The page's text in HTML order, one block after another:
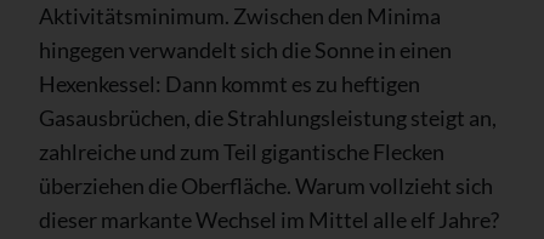
Aktivitätsminimum. Zwischen den Minima
hingegen verwandelt sich die Sonne in einen
Hexenkessel: Dann kommt es zu heftigen
Gasausbrüchen, die Strahlungsleistung steigt an,
zahlreiche und zum Teil gigantische Flecken
überziehen die Oberfläche. Warum vollzieht sich
dieser markante Wechsel im Mittel alle elf Jahre?